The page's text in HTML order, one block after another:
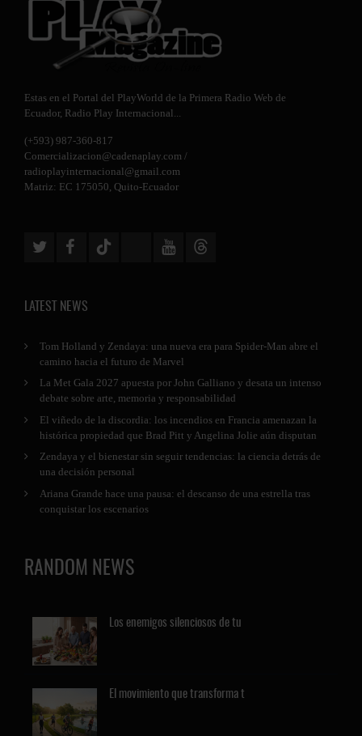
Estas en el Portal del PlayWorld de la Primera Radio Web de
Ecuador, Radio Play Internacional
(+593) 987-360-817
Comercializacion@cadenaplay.com /
radioplayinternacional@gmail.com
Matriz: EC 175050, Quito-Ecuador
LATEST NEWS
Tom Holland y Zendaya: una nueva era para Spider-Man abre el
camino hacia el futuro de Marvel
La Met Gala 2027 apuesta por John Galliano y desata un intenso
debate sobre arte, memoria y responsabilidad
El viñedo de la discordia: los incendios en Francia amenazan la
histórica propiedad que Brad Pitt y Angelina Jolie aún disputan
Zendaya y el bienestar sin seguir tendencias: la ciencia detrás de
una decisión personal
Ariana Grande hace una pausa: el descanso de una estrella tras
conquistar los escenarios
RANDOM NEWS
Los enemigos silenciosos de tu
El movimiento que transforma t